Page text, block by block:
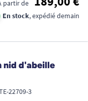
partir de
En stock, expédié demain
nid d'abeille
22709-3